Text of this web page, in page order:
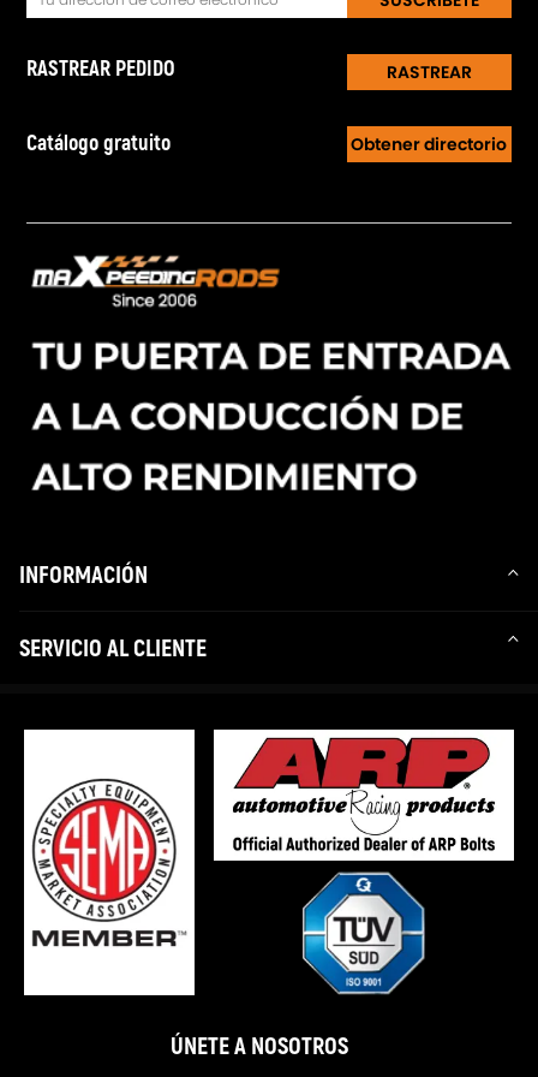
RASTREAR PEDIDO RASTREAR
Catálogo gratuito Obtener directorio
INFORMACIÓN
SERVICIO AL CLIENTE
ÚNETE A NOSOTROS